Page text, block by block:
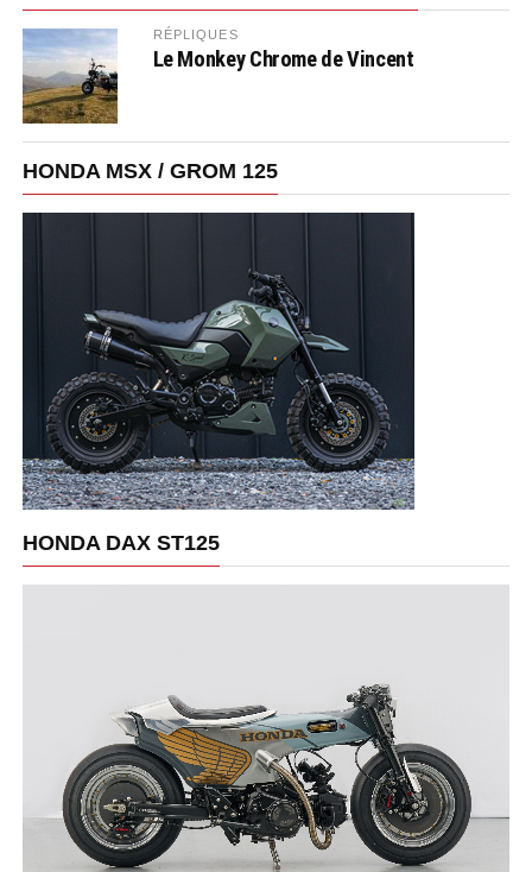
RÉPLIQUES
Le Monkey Chrome de Vincent
HONDA MSX / GROM 125
HONDA DAX ST125